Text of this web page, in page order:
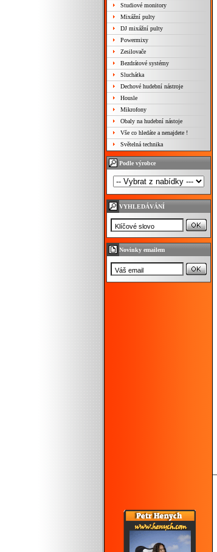
Studiové monitory
Mixážní pulty
DJ mixážní pulty
Powermixy
Zesilovače
Bezdrátové systémy
Sluchátka
Dechové hudební nástroje
Housle
Mikrofony
Obaly na hudební nástoje
Vše co hledáte a nenajdete !
Světelná technika
Podle výrobce
VYHLEDÁVÁNÍ
Novinky emailem